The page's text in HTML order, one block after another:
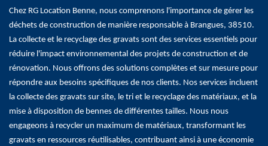
Chez RG Location Benne, nous comprenons l'importance de gérer les
déchets de construction de manière responsable à Brangues, 38510.
La collecte et le recyclage des gravats sont des services essentiels pour
réduire l'impact environnemental des projets de construction et de
rénovation. Nous offrons des solutions complètes et sur mesure pour
répondre aux besoins spécifiques de nos clients. Nos services incluent
la collecte des gravats sur site, le tri et le recyclage des matériaux, et la
mise à disposition de bennes de différentes tailles. Nous nous
engageons à recycler un maximum de matériaux, transformant les
gravats en ressources réutilisables, contribuant ainsi à une économie